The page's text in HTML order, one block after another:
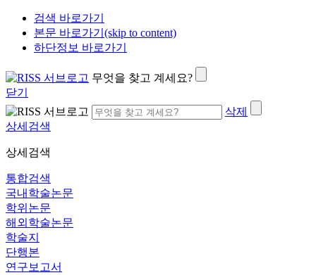
검색 바로가기
본문 바로가기(skip to content)
하단정보 바로가기
무엇을 찾고 계세요?
닫기
삭제
상세검색
상세검색
통합검색
국내학술논문
학위논문
해외학술논문
학술지
단행본
연구보고서